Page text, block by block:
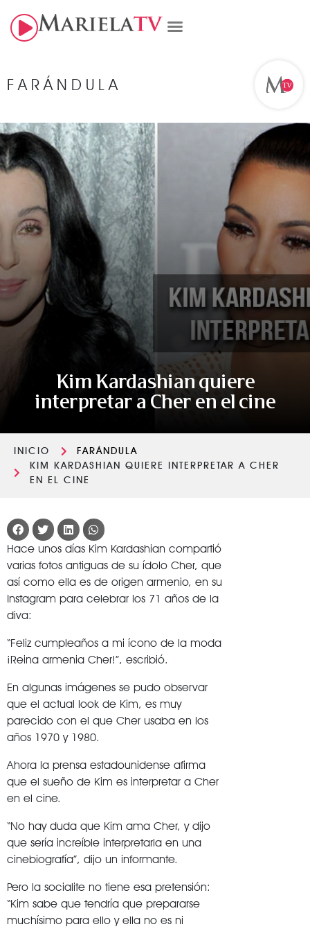
FARÁNDULA
Kim Kardashian quiere
interpretar a Cher en el cine
INICIO
FARÁNDULA
KIM KARDASHIAN QUIERE INTERPRETAR A CHER
EN EL CINE
Hace unos días Kim Kardashian compartió
varias fotos antiguas de su ídolo Cher, que
así como ella es de origen armenio, en su
Instagram para celebrar los 71 años de la
diva:
“Feliz cumpleaños a mi ícono de la moda
¡Reina armenia Cher!”, escribió.
En algunas imágenes se pudo observar
que el actual look de Kim, es muy
parecido con el que Cher usaba en los
años 1970 y 1980.
Ahora la prensa estadounidense afirma
que el sueño de Kim es interpretar a Cher
en el cine.
“No hay duda que Kim ama Cher, y dijo
que sería increíble interpretarla en una
cinebiografía”, dijo un informante.
Pero la socialite no tiene esa pretensión:
“Kim sabe que tendría que prepararse
muchísimo para ello y ella no es ni